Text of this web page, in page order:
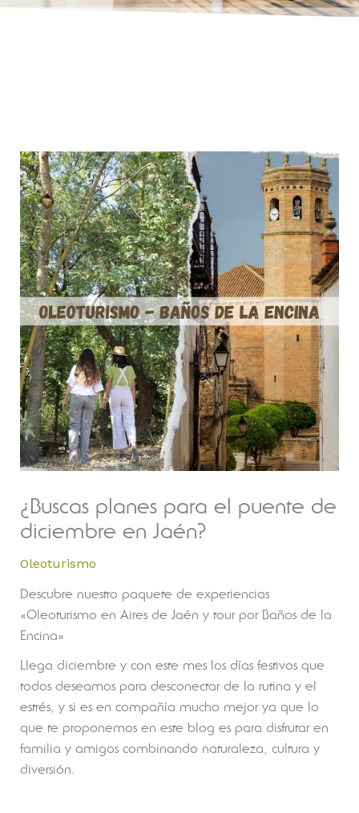
¿Buscas planes para el puente de
diciembre en Jaén?
Oleoturismo
Descubre nuestro paquete de experiencias
«Oleoturismo en Aires de Jaén y tour por Baños de la
Encina»
Llega diciembre y con este mes los días festivos que
todos deseamos para desconectar de la rutina y el
estrés, y si es en compañía mucho mejor ya que lo
que te proponemos en este blog es para disfrutar en
familia y amigos combinando naturaleza, cultura y
diversión.